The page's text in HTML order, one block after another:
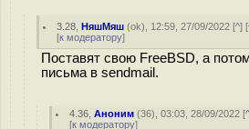
3.28 ,НяшМяш (ok), 12:59, 27/09/2022 [^] [
[к модератору]
Поставят свою FreeBSD, а
письма в sendmail.
4.36 ,Аноним (36), 03:03, 28/09/2022 [
[к модератору]